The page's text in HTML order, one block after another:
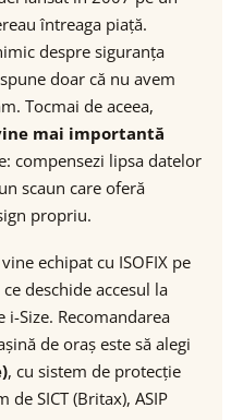
întreaga piață.
despre siguranța
doar că nu avem
Tocmai de aceea,
mai importantă
compensezi lipsa datelor
scaun care oferă
propriu.
echipat cu ISOFIX pe
deschide accesul la
Size. Recomandarea
de oraș este să alegi
, cu sistem de protecție
SICT (Britax), ASIP